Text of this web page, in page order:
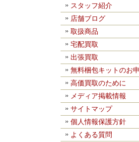
スタッフ紹介
店舗ブログ
取扱商品
宅配買取
出張買取
無料梱包キットのお
高価買取のために
メディア掲載情報
サイトマップ
個人情報保護方針
よくある質問